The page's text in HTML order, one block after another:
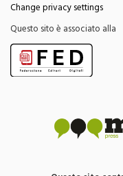
Questo sito è associato alla
testate